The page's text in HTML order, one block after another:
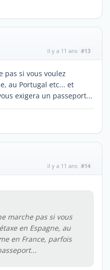
il y a 11 ans #13
pas si vous voulez
au Portugal etc... et
exigera un passeport...
il y a 11 ans #14
marche pas si vous
en Espagne, au
en France, parfois